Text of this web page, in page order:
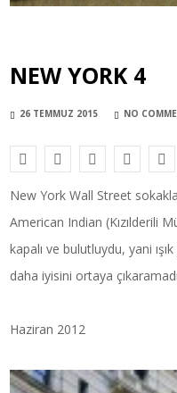
NEW YORK 4
26 TEMMUZ 2015 NO
New York Wall Street
American Indian (Kızılderili
kapalı ve bulutluydu, yani
daha iyisini ortaya
Haziran 2012